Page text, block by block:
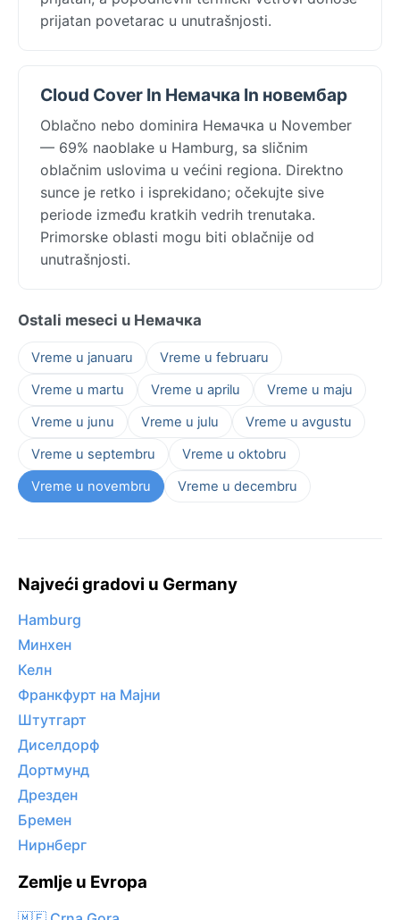
prijatan povetarac u unutrašnjosti.
Cloud Cover In Немачка In новембар
Oblačno nebo dominira Немачка u November
— 69% naoblake u Hamburg, sa sličnim
oblačnim uslovima u većini regiona. Direktno
sunce je retko i isprekidano; očekujte sive
periode između kratkih vedrih trenutaka.
Primorske oblasti mogu biti oblačnije od
unutrašnjosti.
Ostali meseci u Немачка
Vreme u januaru
Vreme u februaru
Vreme u martu
Vreme u aprilu
Vreme u maju
Vreme u junu
Vreme u julu
Vreme u avgustu
Vreme u septembru
Vreme u oktobru
Vreme u novembru
Vreme u decembru
Najveći gradovi u Germany
Hamburg
Минхен
Келн
Франкфурт на Мајни
Штутгарт
Диселдорф
Дортмунд
Дрезден
Бремен
Нирнберг
Zemlje u Evropa